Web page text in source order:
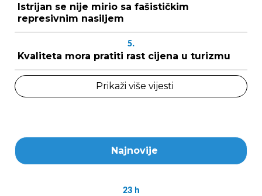
Istrijan se nije mirio sa fašističkim
represivnim nasiljem
5.
Kvaliteta mora pratiti rast cijena u turizmu
Prikaži više vijesti
Najnovije
23 h